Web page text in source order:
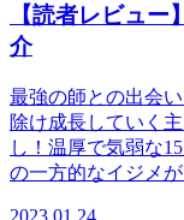
【読者レビュ
介
最強の師との出会
除け成長していく
し！温厚で気弱な
の一方的なイジメ
2023.01.24